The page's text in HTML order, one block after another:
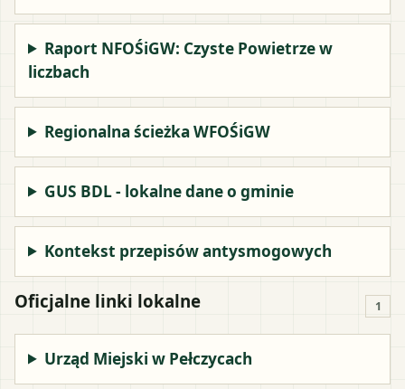
Raport NFOŚiGW: Czyste Powietrze w
liczbach
Regionalna ścieżka WFOŚiGW
GUS BDL - lokalne dane o gminie
Kontekst przepisów antysmogowych
Oficjalne linki lokalne 1
Urząd Miejski w Pełczycach